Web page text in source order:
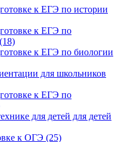
к ЕГЭ по истории
к ЕГЭ по
к ЕГЭ по биологии
для школьников
к ЕГЭ по
для детей для детей
к ОГЭ (25)